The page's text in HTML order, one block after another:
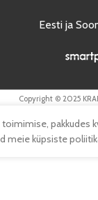
Eesti ja
Copyright © 2025
meie küpsiste